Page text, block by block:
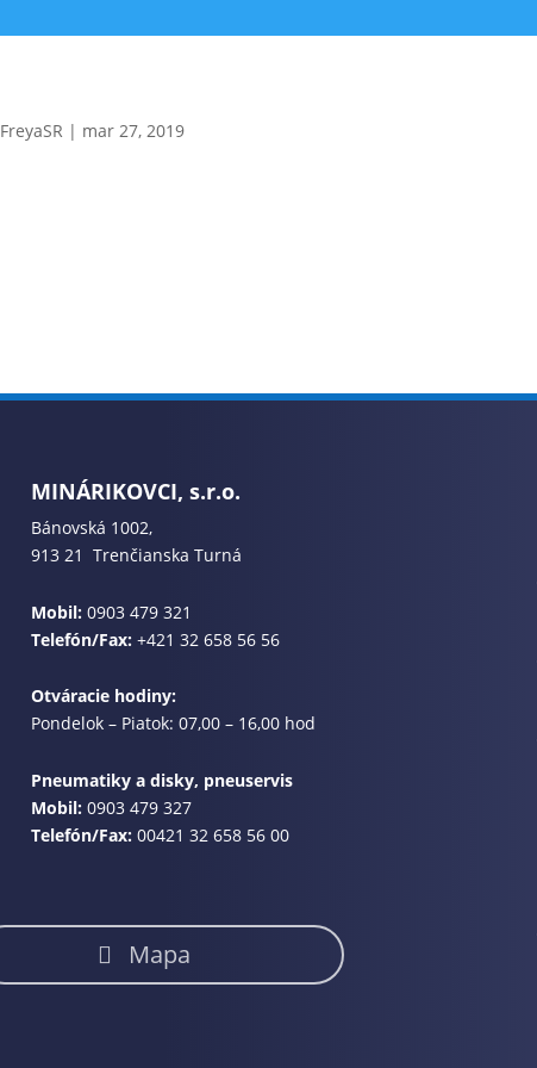
FreyaSR | mar 27, 2019
MINÁRIKOVCI, s.r.o.
Bánovská 1002,
913 21 Trenčianska Turná
Mobil: 0903 479 321
Telefón/Fax: +421 32 658 56 56
Otváracie hodiny:
Pondelok – Piatok: 07,00 – 16,00 hod
Pneumatiky a disky, pneuservis
Mobil: 0903 479 327
Telefón/Fax: 00421 32 658 56 00
Mapa